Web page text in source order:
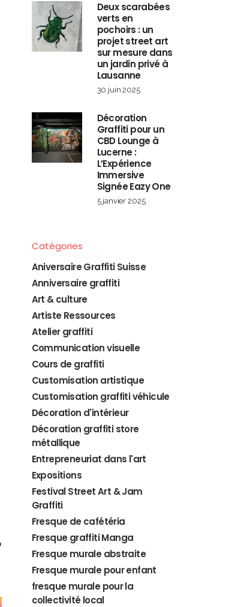
Deux scarabées
verts en
pochoirs : un
projet street art
sur mesure dans
un jardin privé à
Lausanne
30 juin 2025
Décoration
Graffiti pour un
CBD Lounge à
Lucerne :
L’Expérience
Immersive
Signée Eazy One
5 janvier 2025
Catégories
Aniversaire Graffiti Suisse
Anniversaire graffiti
Art & culture
Artiste Ressources
Atelier graffiti
Communication visuelle
Cours de graffiti
Customisation artistique
Customisation graffiti véhicule
Décoration d'intérieur
Décoration graffiti store
métallique
Entrepreneuriat dans l'art
Expositions
Festival Street Art & Jam
Graffiti
Fresque de cafétéria
Fresque graffiti Manga
Fresque murale abstraite
Fresque murale pour enfant
fresque murale pour la
collectivité local